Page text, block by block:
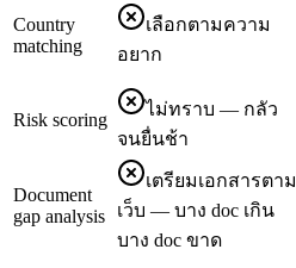
Country
matching
เลือกตามความ
อยาก
Risk scoring
ไม่ทราบ — กลัว
จนยื่นช้า
Document
gap analysis
เตรียมเอกสารตาม
เว็บ — บาง doc เกิน
บาง doc ขาด